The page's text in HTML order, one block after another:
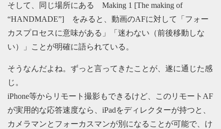
そして、同じ場所にある Making 1 [The making of
“HANDMADE”] をみると、動画のAFに対して「フォー
カスプロセスに意味がある」「迷わない（前後移動しな
い）」ことが明確に語られている。
そうなんだよね。ずっと言ってきたことが、遂に通じた感
じ。
iPhone等からリモート撮影もできるけど、このリモートAF
が実用的な応答速度なら、iPadをディレクターが持つと、
カメラマンとフォーカスマンが別になることが可能で、け